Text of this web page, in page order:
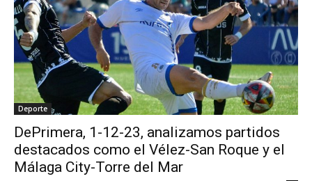
Deporte
DePrimera, 1-12-23, analizamos partidos
destacados como el Vélez-San Roque y el
Málaga City-Torre del Mar